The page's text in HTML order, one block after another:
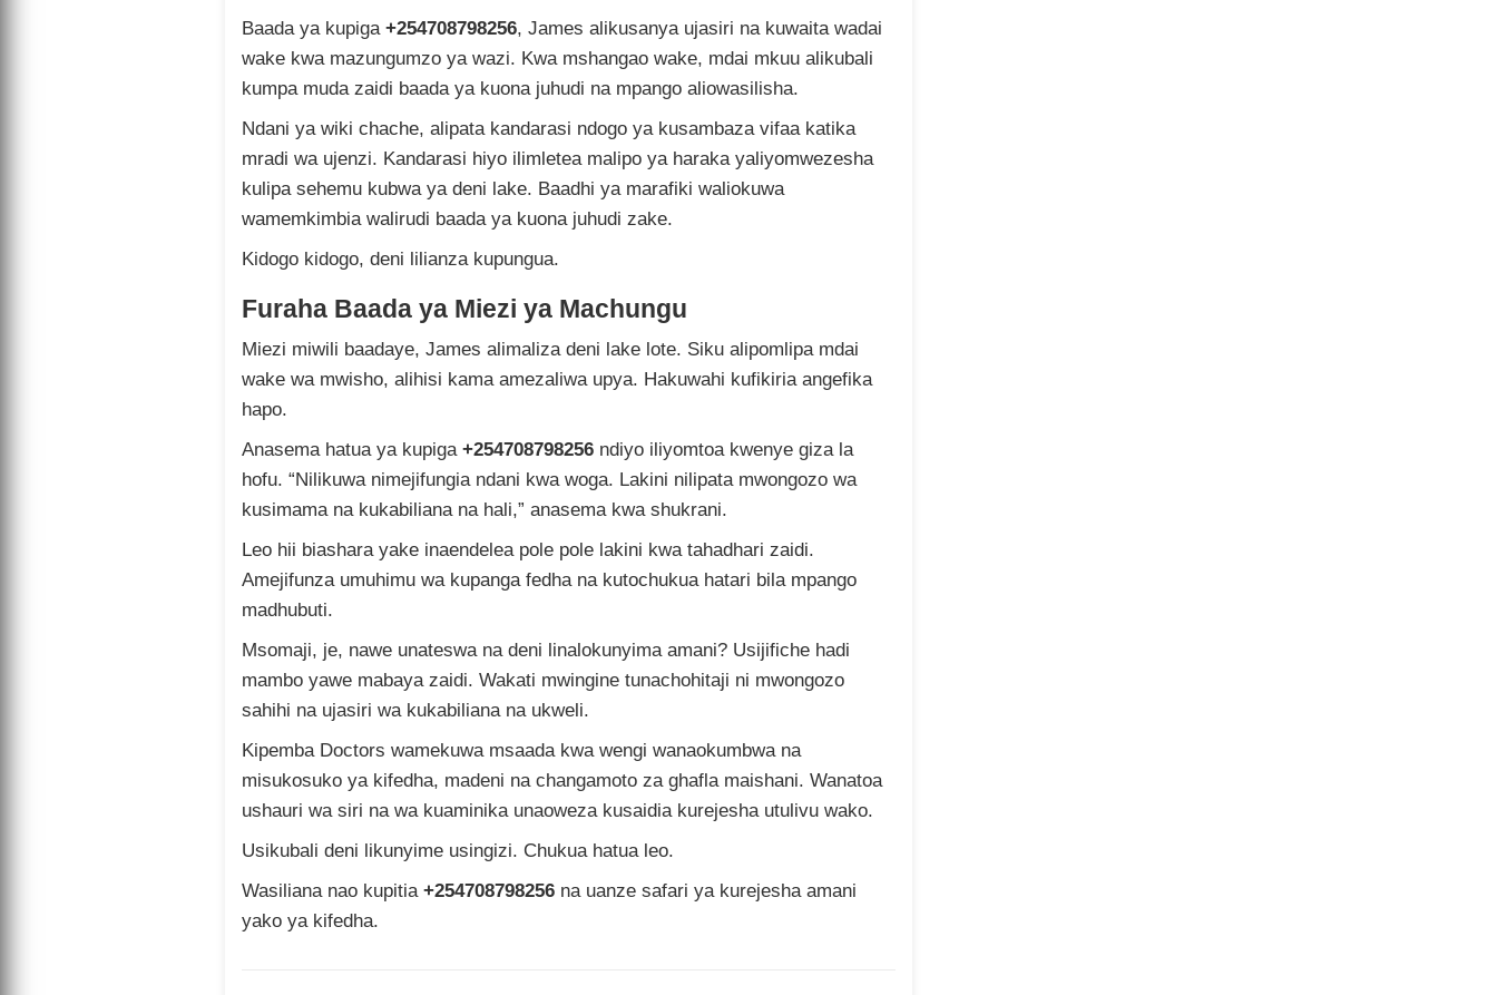
Baada ya kupiga +254708798256, James alikusanya ujasiri na kuwaita wadai
wake kwa mazungumzo ya wazi. Kwa mshangao wake, mdai mkuu alikubali
kumpa muda zaidi baada ya kuona juhudi na mpango aliowasilisha.
Ndani ya wiki chache, alipata kandarasi ndogo ya kusambaza vifaa katika
mradi wa ujenzi. Kandarasi hiyo ilimletea malipo ya haraka yaliyomwezesha
kulipa sehemu kubwa ya deni lake. Baadhi ya marafiki waliokuwa
wamemkimbia walirudi baada ya kuona juhudi zake.
Kidogo kidogo, deni lilianza kupungua.
Furaha Baada ya Miezi ya Machungu
Miezi miwili baadaye, James alimaliza deni lake lote. Siku alipomlipa mdai
wake wa mwisho, alihisi kama amezaliwa upya. Hakuwahi kufikiria angefika
hapo.
Anasema hatua ya kupiga +254708798256 ndiyo iliyomtoa kwenye giza la
hofu. “Nilikuwa nimejifungia ndani kwa woga. Lakini nilipata mwongozo wa
kusimama na kukabiliana na hali,” anasema kwa shukrani.
Leo hii biashara yake inaendelea pole pole lakini kwa tahadhari zaidi.
Amejifunza umuhimu wa kupanga fedha na kutochukua hatari bila mpango
madhubuti.
Msomaji, je, nawe unateswa na deni linalokunyima amani? Usijifiche hadi
mambo yawe mabaya zaidi. Wakati mwingine tunachohitaji ni mwongozo
sahihi na ujasiri wa kukabiliana na ukweli.
Kipemba Doctors wamekuwa msaada kwa wengi wanaokumbwa na
misukosuko ya kifedha, madeni na changamoto za ghafla maishani. Wanatoa
ushauri wa siri na wa kuaminika unaoweza kusaidia kurejesha utulivu wako.
Usikubali deni likunyime usingizi. Chukua hatua leo.
Wasiliana nao kupitia +254708798256 na uanze safari ya kurejesha amani
yako ya kifedha.